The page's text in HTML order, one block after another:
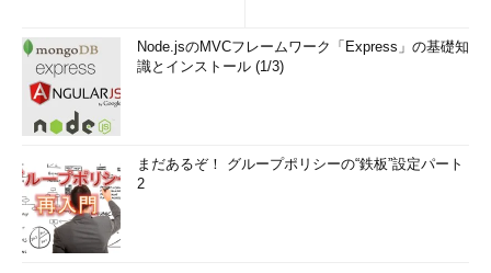
Node.jsのMVCフレームワーク「Express」の基礎知
識とインストール (1/3)
まだあるぞ！ グループポリシーの“鉄板”設定パート
2